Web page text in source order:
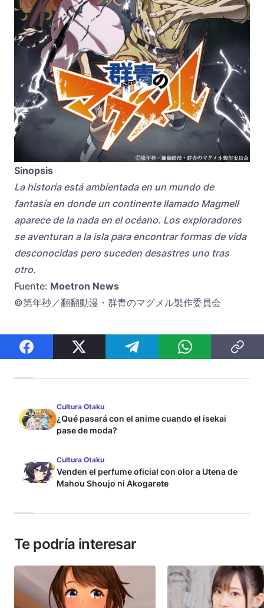
Sinopsis
La historia está ambientada en un mundo de
fantasía en donde un continente llamado Magmell
aparece de la nada en el océano. Los exploradores
se aventuran a la isla para encontrar formas de vida
desconocidas pero suceden desastres uno tras
otro.
Fuente: Moetron News
©第年秒／翻翻動漫・群青のマグメル製作委員会
Cultura Otaku
¿Qué pasará con el anime cuando el isekai
pase de moda?
Cultura Otaku
Venden el perfume oficial con olor a Utena de
Mahou Shoujo ni Akogarete
Te podría interesar